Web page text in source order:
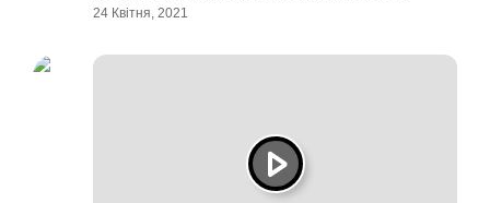
24 Квітня, 2021